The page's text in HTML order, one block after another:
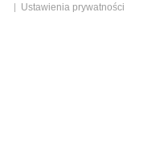
Ustawienia prywatności